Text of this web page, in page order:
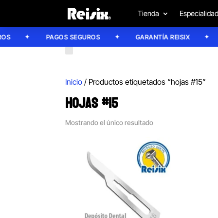
Tienda
PAGOS SEGUROS GARANTÍA REISIX
Inicio / Productos etiquetados “hojas #15”
HOJAS #15
Mostrando el único resultado